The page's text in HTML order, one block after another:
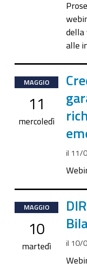
della
alle
2022-
05-
11T09:30:00+02:00
2022-
MAGGIO
11
mercoledì
il 11/
2022-
05-
10T15:00:00+02:00
2022-
MAGGIO
10
martedì il 10/